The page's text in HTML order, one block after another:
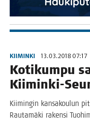
KIIMINKI 13.03.2018 07:17
Koti­kum­pu
Kiiminki-
Kii­min­gin kan­sa­kou­lun
Rau­ta­mä­ki raken­si